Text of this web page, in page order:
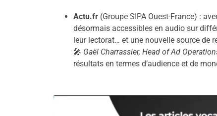
Actu.fr (Groupe SIPA Ouest-France) :
désormais accessibles en audio sur
leur lectorat… et une nouvelle source de
🎤 Gaël Charrassier, Head of Ad
résultats en termes d’audience et de